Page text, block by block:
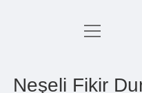
Anasayfa
menüyü
Neşeli Fikir